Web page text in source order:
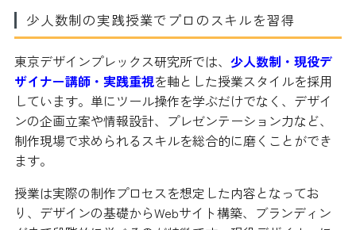
少人数制の実践授業でプロのスキルを習得
東京デザインプレックス研究所では、 少人数制・現役デ
ザイナー講師・実践重視を軸とした授業スタイルを採用
しています。単にツール操作を学ぶだけでなく、デザイ
ンの企画立案や情報設計、プレゼンテーション力など、
制作現場で求められるスキルを総合的に磨くことができ
ます。
授業は実際の制作プロセスを想定した内容となってお
り、デザインの基礎からWebサイト構築、ブランディン